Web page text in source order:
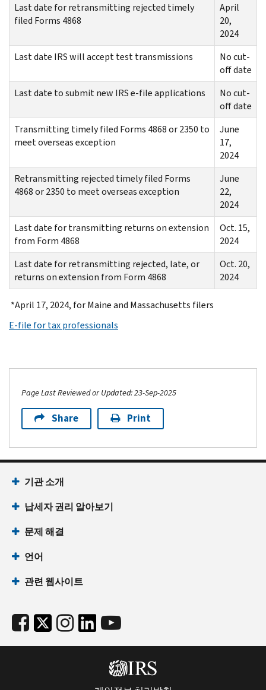
Last date for retransmitting rejected timely
filed Forms 4868
April
20,
2024
Last date IRS will accept test transmissions
No cut-
off date
Last date to submit new IRS e-file applications
No cut-
off date
Transmitting timely filed Forms 4868 or 2350 to
meet overseas exception
June
17,
2024
Retransmitting rejected timely filed Forms
4868 or 2350 to meet overseas exception
June
22,
2024
Last date for transmitting returns on extension
from Form 4868
Oct. 15,
2024
Last date for retransmitting rejected, late, or
returns on extension from Form 4868
Oct. 20,
2024
*April 17, 2024, for Maine and Massachusetts filers
E-file for tax professionals
Page Last Reviewed or Updated: 23-Sep-2025
Share Print
기관 소개
납세자 권리 알아보기
문제 해결
언어
관련 웹사이트